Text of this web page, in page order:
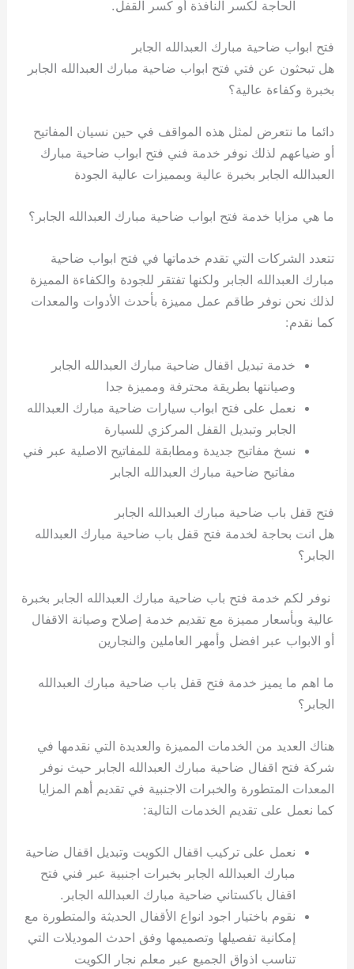
الحاجة لكسر النافذة أو كسر القفل.
فتح ابواب ضاحية مبارك العبدالله الجابر
هل تبحثون عن فتي فتح ابواب ضاحية مبارك العبدالله الجابر
بخبرة وكفاءة عالية؟
دائما ما نتعرض لمثل هذه المواقف في حين نسيان المفاتيح
أو ضياعهم لذلك نوفر خدمة فني فتح ابواب ضاحية مبارك
العبدالله الجابر بخبرة عالية وبمميزات عالية الجودة
ما هي مزايا خدمة فتح ابواب ضاحية مبارك العبدالله الجابر؟
تتعدد الشركات التي تقدم خدماتها في فتح ابواب ضاحية
مبارك العبدالله الجابر ولكنها تفتقر للجودة والكفاءة المميزة
لذلك نحن نوفر طاقم عمل مميزة بأحدث الأدوات والمعدات
كما نقدم:
خدمة تبديل اقفال ضاحية مبارك العبدالله الجابر
وصيانتها بطريقة محترفة ومميزة جدا
نعمل على فتح ابواب سيارات ضاحية مبارك العبدالله
الجابر وتبديل القفل المركزي للسيارة
نسخ مفاتيح جديدة ومطابقة للمفاتيح الاصلية عبر فني
مفاتيح ضاحية مبارك العبدالله الجابر
فتح قفل باب ضاحية مبارك العبدالله الجابر
هل انت بحاجة لخدمة فتح قفل باب ضاحية مبارك العبدالله
الجابر؟
نوفر لكم خدمة فتح باب ضاحية مبارك العبدالله الجابر بخبرة
عالية وبأسعار مميزة مع تقديم خدمة إصلاح وصيانة الاقفال
أو الابواب عبر افضل وأمهر العاملين والنجارين
ما اهم ما يميز خدمة فتح قفل باب ضاحية مبارك العبدالله
الجابر؟
هناك العديد من الخدمات المميزة والعديدة التي نقدمها في
شركة فتح اقفال ضاحية مبارك العبدالله الجابر حيث نوفر
المعدات المتطورة والخبرات الاجنبية في تقديم أهم المزايا
كما نعمل على تقديم الخدمات التالية:
نعمل على تركيب اقفال الكويت وتبديل اقفال ضاحية
مبارك العبدالله الجابر بخبرات اجنبية عبر فني فتح
اقفال باكستاني ضاحية مبارك العبدالله الجابر.
نقوم باختيار اجود انواع الأقفال الحديثة والمتطورة مع
إمكانية تفصيلها وتصميمها وفق احدث الموديلات التي
تناسب اذواق الجميع عبر معلم نجار الكويت